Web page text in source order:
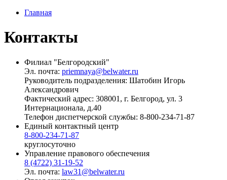
Главная
Контакты
Филиал "Белгородский"
Эл. почта: priemnaya@belwater.ru
Руководитель подразделения: Шатобин Игорь
Александрович
Фактический адрес: 308001, г. Белгород, ул. 3
Интернационала, д.40
Телефон диспетчерской службы: 8-800-234-71-87
Единый контактный центр
8-800-234-71-87
круглосуточно
Управление правового обеспечения
8 (4722) 31-19-52
Эл. почта: law31@belwater.ru